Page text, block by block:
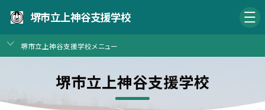
堺市立上神谷支援学校
堺市立上神谷支援学校メニュー
堺市立上神谷支援学校